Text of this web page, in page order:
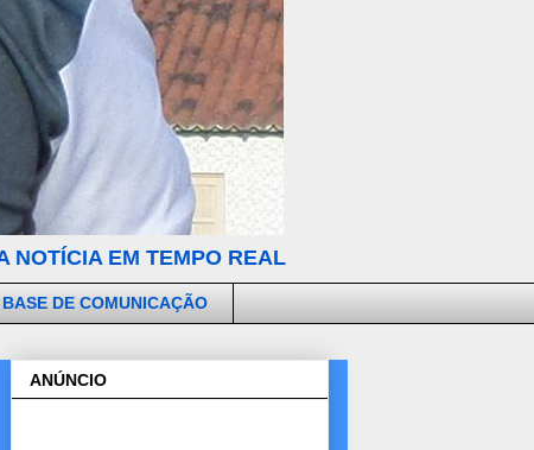
NOTÍCIA EM TEMPO REAL
DE COMUNICAÇÃO
ANÚNCIO